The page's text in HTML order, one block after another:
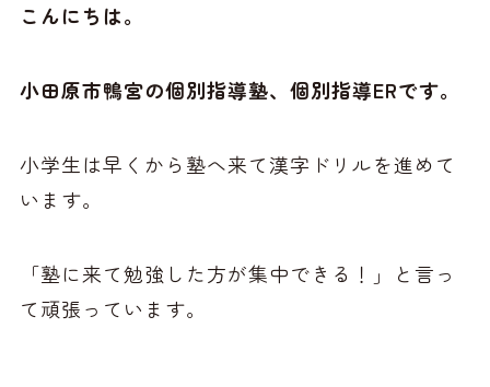
こんにちは。
小田原市鴨宮の個別指導塾、個別指導ERです。
小学生は早くから塾へ来て漢字ドリルを進めて
います。
「塾に来て勉強した方が集中できる！」と言っ
て頑張っています。